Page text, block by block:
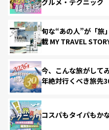
旬な“あの人”が「旅
載 MY TRAVEL
今、こんな旅がして
年絶対行くべき旅先
コスパもタイパもか